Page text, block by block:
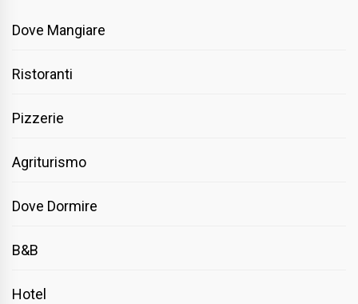
Dove Mangiare
Ristoranti
Pizzerie
Agriturismo
Dove Dormire
B&B
Hotel